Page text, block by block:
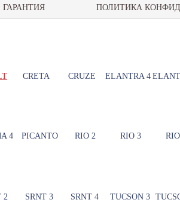
ГАРАНТИЯ ПОЛИТИКА
CRETA CRUZE ELANTRA 4
4 PICANTO RIO 2 RIO 3
2 SRNT 3 SRNT 4 TUCSON 3